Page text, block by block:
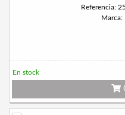
Referencia:
Marca:
En stock